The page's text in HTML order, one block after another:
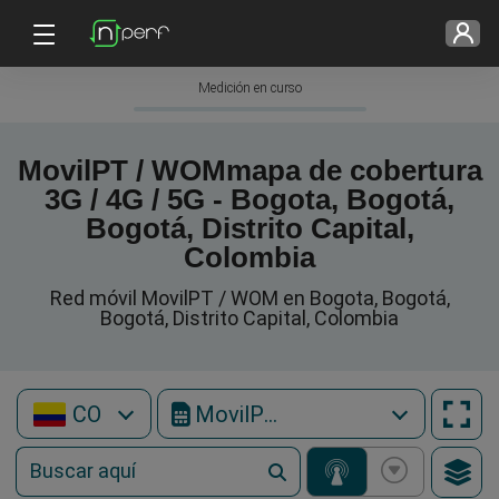
Medición en curso
MovilPT / WOMmapa de cobertura
3G / 4G / 5G - Bogota, Bogotá,
Bogotá, Distrito Capital,
Colombia
Red móvil MovilPT / WOM en Bogota, Bogotá,
Bogotá, Distrito Capital, Colombia
CO MovilPT / WOM